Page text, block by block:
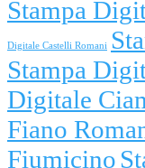
Stampa
Digitale Castelli Romani
Stampa
Digitale
Fiano
Fiumicino